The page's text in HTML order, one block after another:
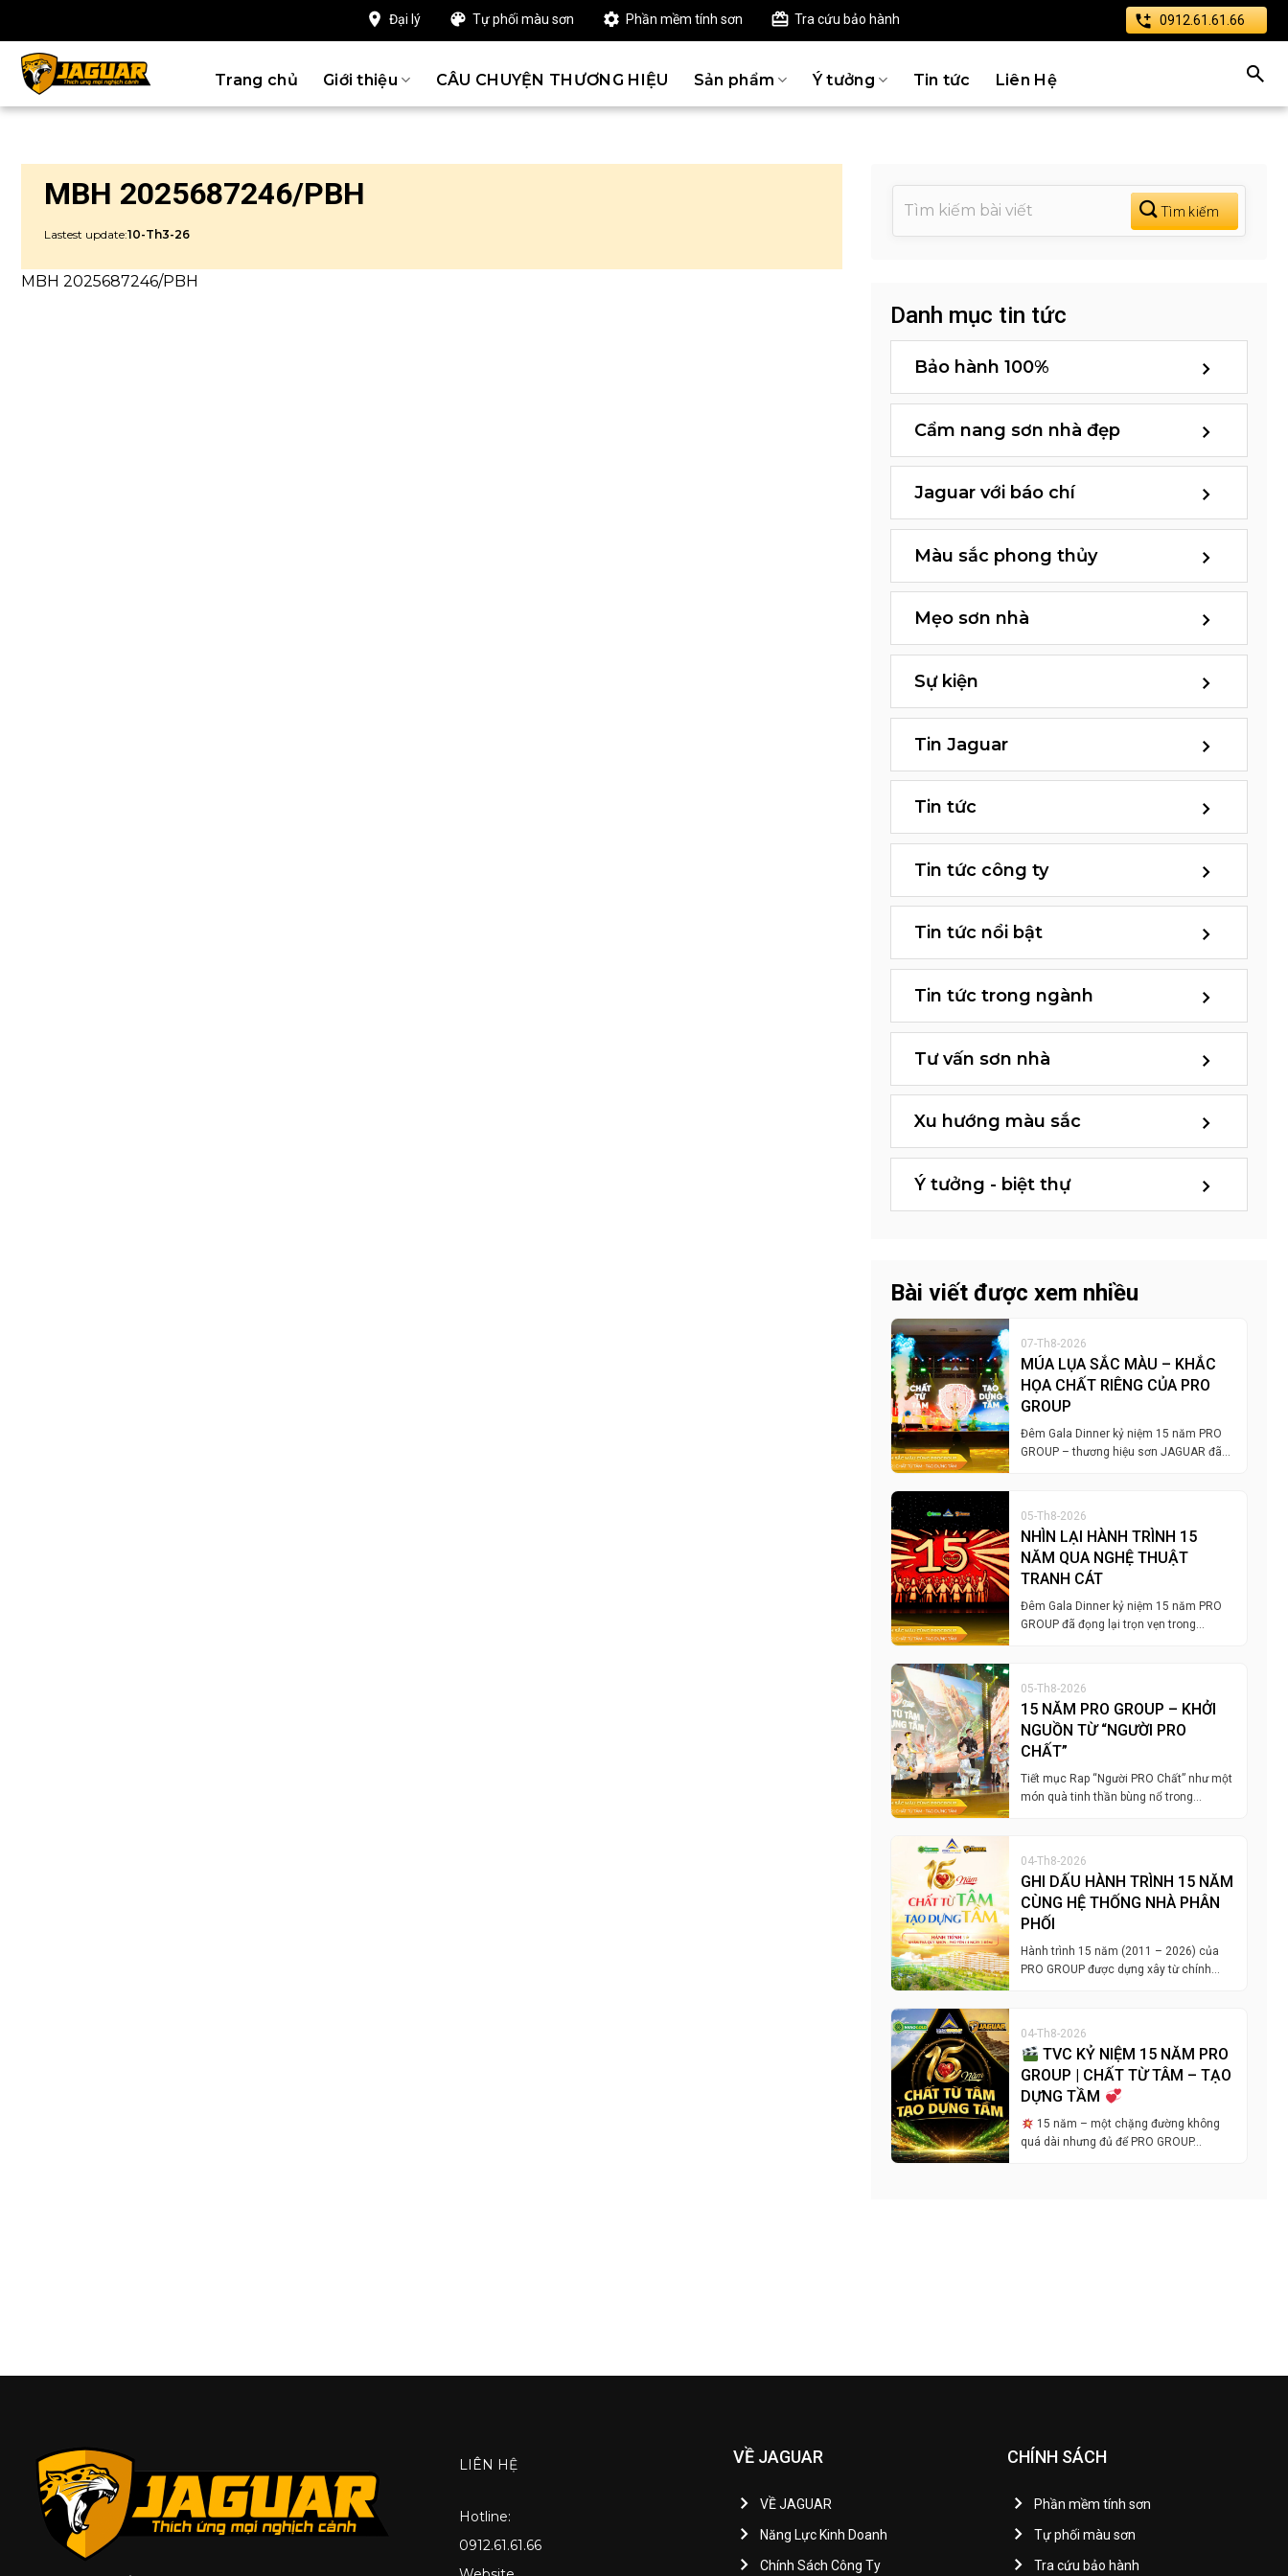
dung
Đại lý Tự phối màu sơn Phần mềm tính sơn Tra cứu bảo hành 0912.61.61.66
Trang chủ Giới thiệu CÂU CHUYỆN THƯƠNG HIỆU Sản phẩm Ý tưởng Tin tức Liên Hệ
MBH 2025687246/PBH
Lastest update:10-Th3-26
MBH 2025687246/PBH
Danh mục tin tức
Bảo hành 100%
Cẩm nang sơn nhà đẹp
Jaguar với báo chí
Màu sắc phong thủy
Mẹo sơn nhà
Sự kiện
Tin Jaguar
Tin tức
Tin tức công ty
Tin tức nổi bật
Tin tức trong ngành
Tư vấn sơn nhà
Xu hướng màu sắc
Ý tưởng - biệt thự
Bài viết được xem nhiều
07-Th8-2026
MÚA LỤA SẮC MÀU – KHẮC
HỌA CHẤT RIÊNG CỦA PRO
GROUP
Đêm Gala Dinner kỷ niệm 15 năm PRO
GROUP – thương hiệu sơn JAGUAR đã…
05-Th8-2026
NHÌN LẠI HÀNH TRÌNH 15
NĂM QUA NGHỆ THUẬT
TRANH CÁT
Đêm Gala Dinner kỷ niệm 15 năm PRO
GROUP đã đọng lại trọn vẹn trong…
05-Th8-2026
15 NĂM PRO GROUP – KHỞI
NGUỒN TỪ “NGƯỜI PRO
CHẤT”
Tiết mục Rap “Người PRO Chất” như một
món quà tinh thần bùng nổ trong…
04-Th8-2026
GHI DẤU HÀNH TRÌNH 15 NĂM
CÙNG HỆ THỐNG NHÀ PHÂN
PHỐI
Hành trình 15 năm (2011 – 2026) của
PRO GROUP được dựng xây từ chính…
04-Th8-2026
TVC KỶ NIỆM 15 NĂM PRO
GROUP | CHẤT TỪ TÂM – TẠO
DỰNG TẦM
15 năm – một chặng đường không
quá dài nhưng đủ để PRO GROUP…
LIÊN HỆ
Hotline:
0912.61.61.66
VỀ JAGUAR
VỀ JAGUAR
Năng Lực Kinh Doanh
Chính Sách Công Ty
CHÍNH SÁCH
Phần mềm tính sơn
Tự phối màu sơn
Tra cứu bảo hành